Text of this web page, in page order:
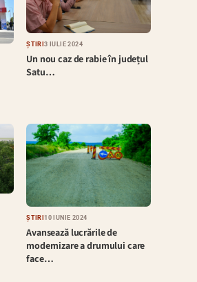
ȘTIRI3 IULIE 2024
Un nou caz de rabie în județul
Satu…
ȘTIRI10 IUNIE 2024
Avansează lucrările de
modernizare a drumului care
face…